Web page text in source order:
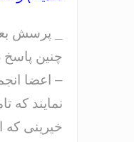
پرسش
– اعضا
خیرینی که